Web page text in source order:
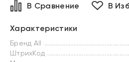
В Сравнение В
Характеристики
Бренд All
ШтрихКод